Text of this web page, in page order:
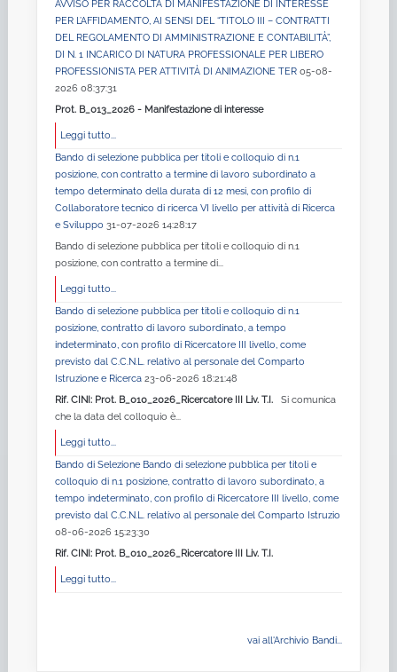
AVVISO PER RACCOLTA DI MANIFESTAZIONE DI INTERESSE
PER L’AFFIDAMENTO, AI SENSI DEL “TITOLO III – CONTRATTI
DEL REGOLAMENTO DI AMMINISTRAZIONE E CONTABILITÀ”,
DI N. 1 INCARICO DI NATURA PROFESSIONALE PER LIBERO
PROFESSIONISTA PER ATTIVITÀ DI ANIMAZIONE TER 05-08-
2026 08:37:31
Prot. B_013_2026 - Manifestazione di interesse
Leggi tutto...
Bando di selezione pubblica per titoli e colloquio di n.1
posizione, con contratto a termine di lavoro subordinato a
tempo determinato della durata di 12 mesi, con profilo di
Collaboratore tecnico di ricerca VI livello per attività di Ricerca
e Sviluppo 31-07-2026 14:28:17
Bando di selezione pubblica per titoli e colloquio di n.1
posizione, con contratto a termine di...
Leggi tutto...
Bando di selezione pubblica per titoli e colloquio di n.1
posizione, contratto di lavoro subordinato, a tempo
indeterminato, con profilo di Ricercatore III livello, come
previsto dal C.C.N.L. relativo al personale del Comparto
Istruzione e Ricerca 23-06-2026 18:21:48
Rif. CINI: Prot. B_010_2026_Ricercatore III Liv. T.I.Si comunica
che la data del colloquio è...
Leggi tutto...
Bando di Selezione Bando di selezione pubblica per titoli e
colloquio di n.1 posizione, contratto di lavoro subordinato, a
tempo indeterminato, con profilo di Ricercatore III livello, come
previsto dal C.C.N.L. relativo al personale del Comparto Istruzio
08-06-2026 15:23:30
Rif. CINI: Prot. B_010_2026_Ricercatore III Liv. T.I.
Leggi tutto...
vai all'Archivio Bandi...